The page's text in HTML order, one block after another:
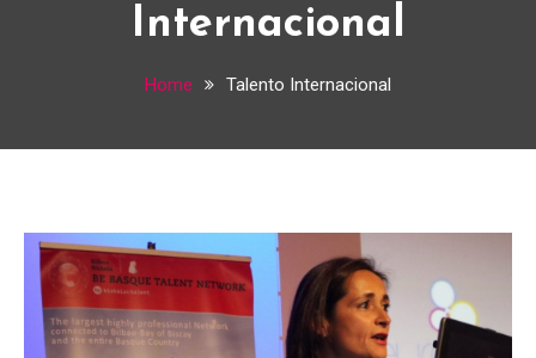
Internacional
Home Talento Internacional